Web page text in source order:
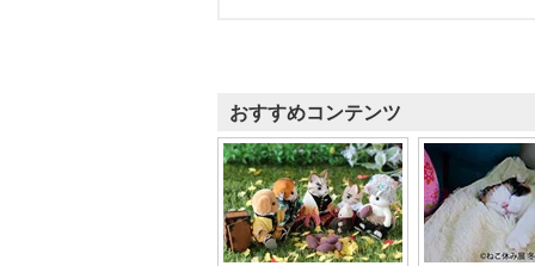
おすすめコンテンツ